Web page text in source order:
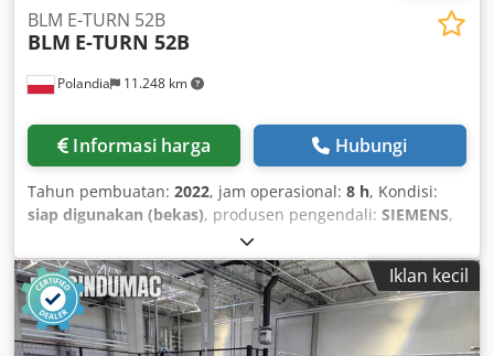
Polandia 11.248 km
BLM E-TURN 52B
BLM E-TURN 52B
Informasi harga Hubungi
Tahun pembuatan: 2022, jam operasional: 8 h, Kondisi:
siap digunakan (bekas), produsen pengendali: SIEMENS,
SIMATIC HMI
pipa CNC bertenaga listrik penuh, tahun pembuatan 2022.
BLM E-TURN 52B ini dilengkapi dengan kontrol CNC
Siemens Simotion dan menawarkan fungsi pembengkokan
canggih, termasuk pembengkokan dengan radius tetap,
Iklan kecil